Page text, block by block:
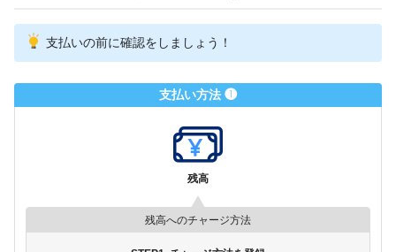
支払いの前に確認をしましょう！
支払い方法 ❶
残高
残高へのチャージ方法